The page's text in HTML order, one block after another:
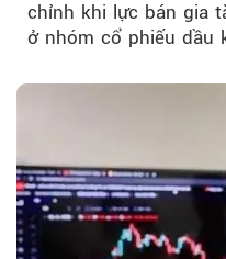
chỉnh khi lực bán gia
ở nhóm cổ phiếu dầu